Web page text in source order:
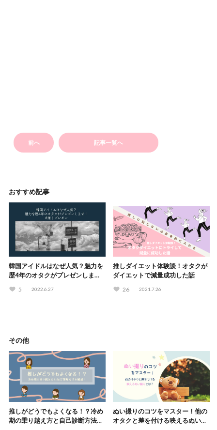
前へ 記事一覧へ
おすすめ記事
韓国アイドルはなぜ人気？魅力を
歴4年のオタクがプレゼンしま
5 2022.6.27
推しダイエット体験談！オタクが
ダイエットで減量成功した話
26 2021.7.26
その他
推しがどうでもよくなる！？冷め
期の乗り越え方と自己診断方法を
ぬい撮りのコツをマスター！他の
オタクと差を付ける映えるぬい撮